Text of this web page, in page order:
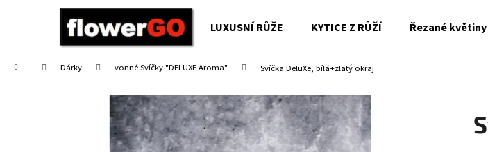
LUXUSNÍ RŮŽE KYTICE Z RŮŽÍ Řezané květiny
Domů Dárky vonné Svíčky "DELUXE Aroma" Svíčka DeluXe, bílá+zlatý okraj
Zpět
Zpět
Co potřebujete najít?